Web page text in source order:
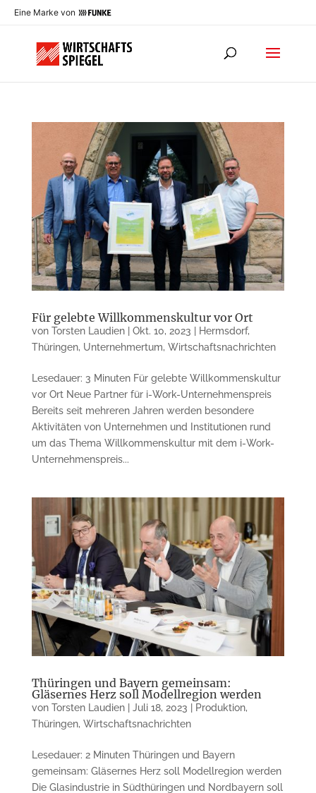
Eine Marke von
Für gelebte Willkommenskultur vor Ort
von Torsten Laudien| Okt. 10, 2023 Hermsdorf,
Thüringen, Unternehmertum, Wirtschaftsnachrichten
Lesedauer: 3 Minuten Für gelebte Willkommenskultur
vor Ort Neue Partner für i-Work-Unternehmenspreis
Bereits seit mehreren Jahren werden besondere
Aktivitäten von Unternehmen und Institutionen rund
um das Thema Willkommenskultur mit dem i-Work-
Unternehmenspreis...
Thüringen und Bayern gemeinsam:
Gläsernes Herz soll Modellregion werden
von Torsten Laudien| Juli 18, 2023 Produktion,
Thüringen, Wirtschaftsnachrichten
Lesedauer: 2 Minuten Thüringen und Bayern
gemeinsam: Gläsernes Herz soll Modellregion werden
Die Glasindustrie in Südthüringen und Nordbayern soll